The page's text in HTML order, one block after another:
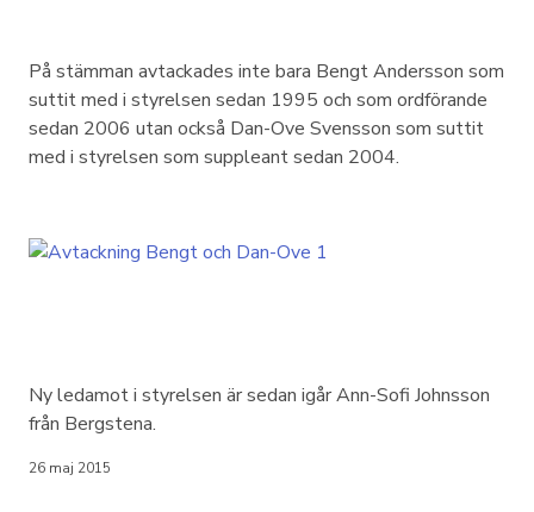
På stämman avtackades inte bara Bengt Andersson som
suttit med i styrelsen sedan 1995 och som ordförande
sedan 2006 utan också Dan-Ove Svensson som suttit
med i styrelsen som suppleant sedan 2004.
Ny ledamot i styrelsen är sedan igår Ann-Sofi Johnsson
från Bergstena.
26 maj 2015